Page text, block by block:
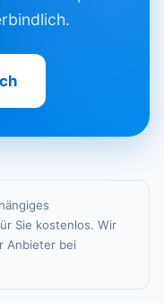
Sie kostenlos. Wir
Anbieter bei